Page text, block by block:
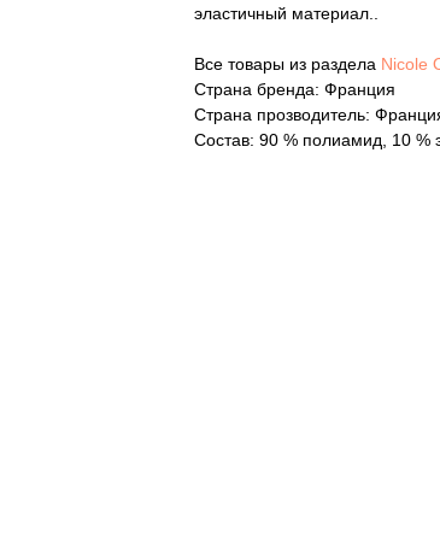
эластичный материал..
Все товары из раздела Nicole
Страна бренда: Франция
Страна прозводитель:
Состав: 90 % полиамид, 10 %